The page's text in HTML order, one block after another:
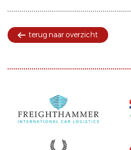
terug naar overzicht